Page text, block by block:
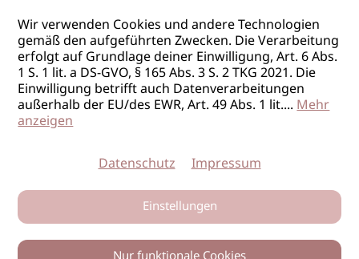
Wir verwenden Cookies und andere Technologien
gemäß den aufgeführten Zwecken. Die Verarbeitung
erfolgt auf Grundlage deiner Einwilligung, Art. 6 Abs.
1 S. 1 lit. a DS-GVO, § 165 Abs. 3 S. 2 TKG 2021. Die
Einwilligung betrifft auch Datenverarbeitungen
außerhalb der EU/des EWR, Art. 49 Abs. 1 lit....Mehr
anzeigen
Datenschutz Impressum
Einstellungen